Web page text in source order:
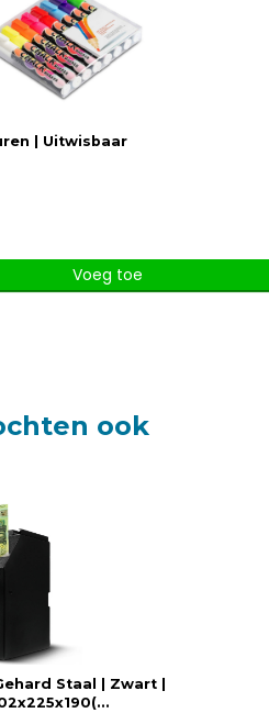
| Uitwisbaar
Voeg toe
ook
Staal | Zwart |